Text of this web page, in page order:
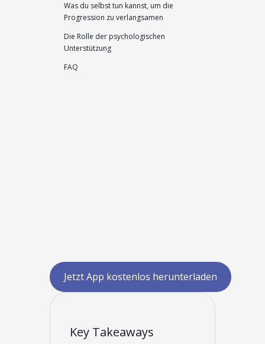
Was du selbst tun kannst, um die
Progression zu verlangsamen
Die Rolle der psychologischen
Unterstützung
FAQ
Jetzt App kostenlos herunterladen
Key Takeaways